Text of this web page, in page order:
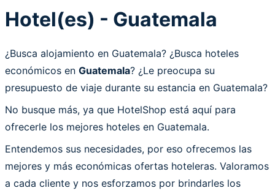
Hotel(es) - Guatemala
¿Busca alojamiento en Guatemala? ¿Busca hoteles
económicos en Guatemala? ¿Le preocupa su
presupuesto de viaje durante su estancia en Guatemala?
No busque más, ya que HotelShop está aquí para
ofrecerle los mejores hoteles en Guatemala.
Entendemos sus necesidades, por eso ofrecemos las
mejores y más económicas ofertas hoteleras. Valoramos
a cada cliente y nos esforzamos por brindarles los